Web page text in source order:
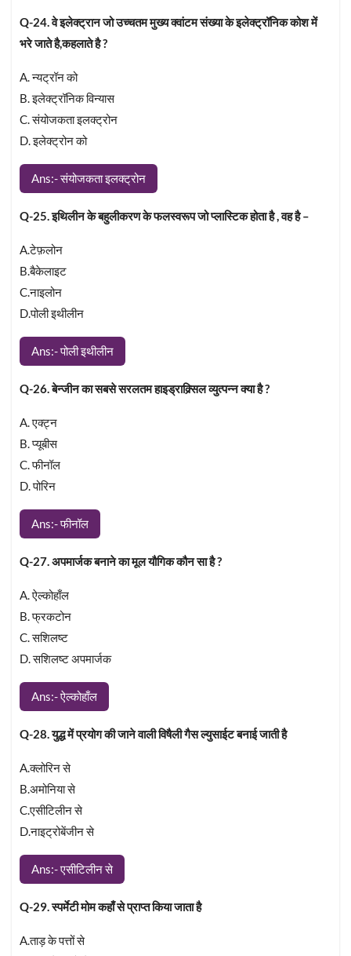
Q-24. वे इलेक्ट्रान जो उच्चतम मुख्य क्वांटम संख्या के इलेक्ट्रॉनिक कोश में
भरे जाते है,कहलाते है ?
A. न्यट्रॉन को
B. इलेक्ट्रॉनिक विन्यास
C. संयोजकता इलक्ट्रोन
D. इलेक्ट्रोन को
Ans:- संयोजकता इलक्ट्रोन
Q-25. इथिलीन के बहुलीकरण के फलस्वरूप जो प्लास्टिक होता है , वह है –
A.टेफ़लोन
B.बैकेलाइट
C.नाइलोन
D.पोली इथीलीन
Ans:- पोली इथीलीन
Q-26. बेन्जीन का सबसे सरलतम हाइड्राक्र्सिल व्युत्पन्न क्या है ?
A. एक्ट्न
B. प्यूबीस
C. फीनॉल
D. पोरिन
Ans:- फीनॉल
Q-27. अपमार्जक बनाने का मूल यौगिक कौन सा है ?
A. ऐल्कोहाँल
B. फ्रकटोन
C. सशिलष्ट
D. सशिलष्ट अपमार्जक
Ans:- ऐल्कोहाँल
Q-28. युद्ध में प्रयोग की जाने वाली विषैली गैस ल्युसाईट बनाई जाती है
A.क्लोरिन से
B.अमोनिया से
C.एसीटिलीन से
D.नाइट्रोबेंजीन से
Ans:- एसीटिलीन से
Q-29. स्पर्मेटी मोम कहाँ से प्राप्त किया जाता है
A.ताड़ के पत्तों से